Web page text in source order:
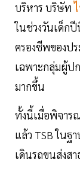
บริหาร บริษัท
ในช่วงวันเด็ก
ครองชีพของป
เฉพาะกลุ่มผู้ป
มากขึ้น
ทั้งนี้เมื่อพิจาร
แล้ว TSB ในฐ
เดินรถขนส่งส